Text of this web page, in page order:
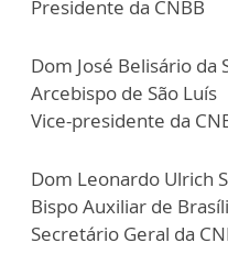
Presidente da CNBB
Dom José Belisário da
Arcebispo de São Luís
Vice-presidente da
Dom Leonardo Ulrich
Bispo Auxiliar de
Secretário Geral da